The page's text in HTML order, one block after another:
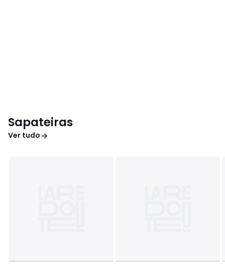
Sapateiras
Ver tudo